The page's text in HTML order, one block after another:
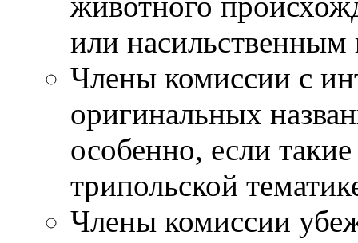
или насильственным
Члены комиссии с
оригинальных
особенно, если
трипольской
Члены комиссии